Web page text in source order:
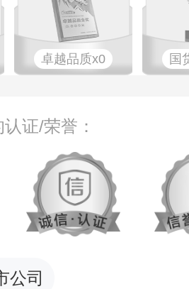
卓越品质x0 国
证/荣誉：
公司